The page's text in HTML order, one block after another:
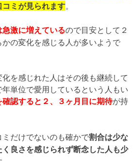
ミが見られます。
急激に増えているので目安として２
の変化を感じる人が多いようで
を感じれた人はその後も継続して
単位で愛用しているという人もい
確認すると２、３ヶ月目に期待が持
だけでないのも確かで割合は少な
良さを感じられず断念した人も少